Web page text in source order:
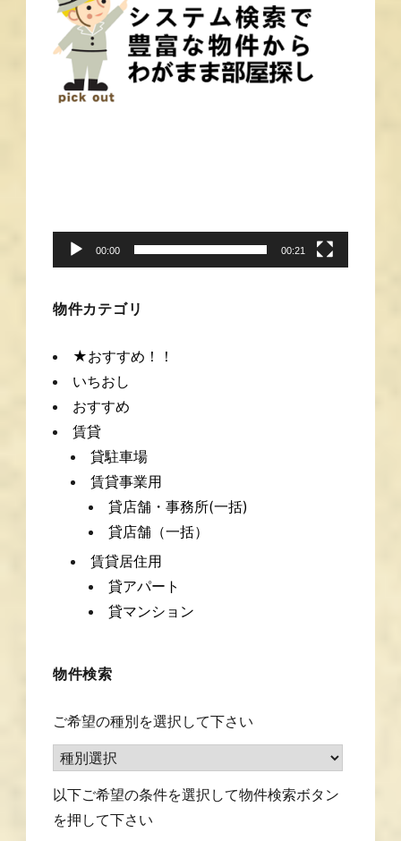
ヤ
ー
00:00 00:21
物件カテゴリ
★おすすめ！！
いちおし
おすすめ
賃貸
貸駐車場
賃貸事業用
貸店舗・事務所(一括)
貸店舗（一括）
賃貸居住用
貸アパート
貸マンション
物件検索
ご希望の種別を選択して下さい
以下ご希望の条件を選択して物件検索ボタン
を押して下さい